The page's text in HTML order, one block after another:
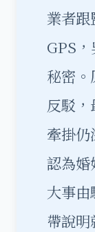
業者
GPS
秘密
反駁
牽掛仍
認為婚
大事
帶說